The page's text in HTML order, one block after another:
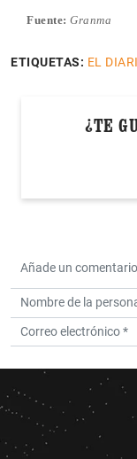
Fuente: Granma
ETIQUETAS: EL
¿TE